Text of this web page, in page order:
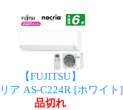
【FUJITSU】
ア AS-C224R [ホワイト]
品切れ